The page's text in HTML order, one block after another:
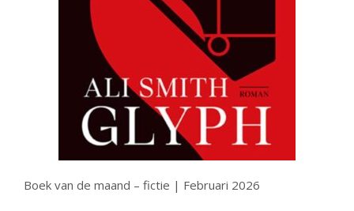
Contact
Bestelformulier
Webshop
Boek van de maand – fictie | Februari 2026